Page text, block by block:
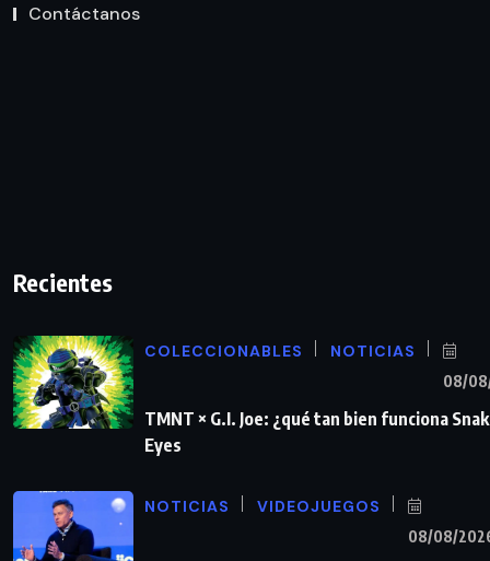
Contáctanos
Recientes
COLECCIONABLES NOTICIAS
08/
TMNT × G.I. Joe: ¿qué tan bien funciona
Eyes
NOTICIAS VIDEOJUEGOS
08/08/